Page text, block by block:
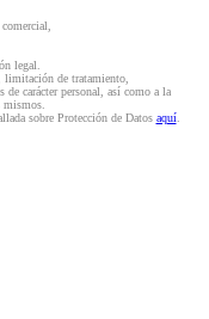
legal.
limitación de tratamiento,
carácter personal, así como a la
sobre Protección de Datos aquí.